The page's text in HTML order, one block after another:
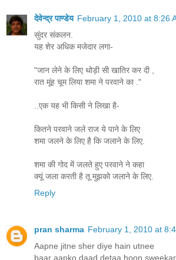
देवेन्द्र पाण्डेय February 1, 2010 at 8:26
सुंदर संकलन.
यह शेर अधिक मजेदार लगा-
"जान लेने के लिए थोड़ी सी खातिर कर दी ,
रात मूंह चूम लिया शमा ने परवाने का ."
..एक यह भी किसी ने लिखा है-
कितने परवाने जले राज ये पाने के लिए
शमा जलने के लिए है कि जलाने के लिए.
शमा की गोद में जलते हुए परवाने ने कहा
क्यूं जला करती है तू मुझको जलाने के लिए.
Reply
pran sharma February 1, 2010 at
Aapne jitne sher diye hain utnee
baar aapko daad detaa hoon.sweekar